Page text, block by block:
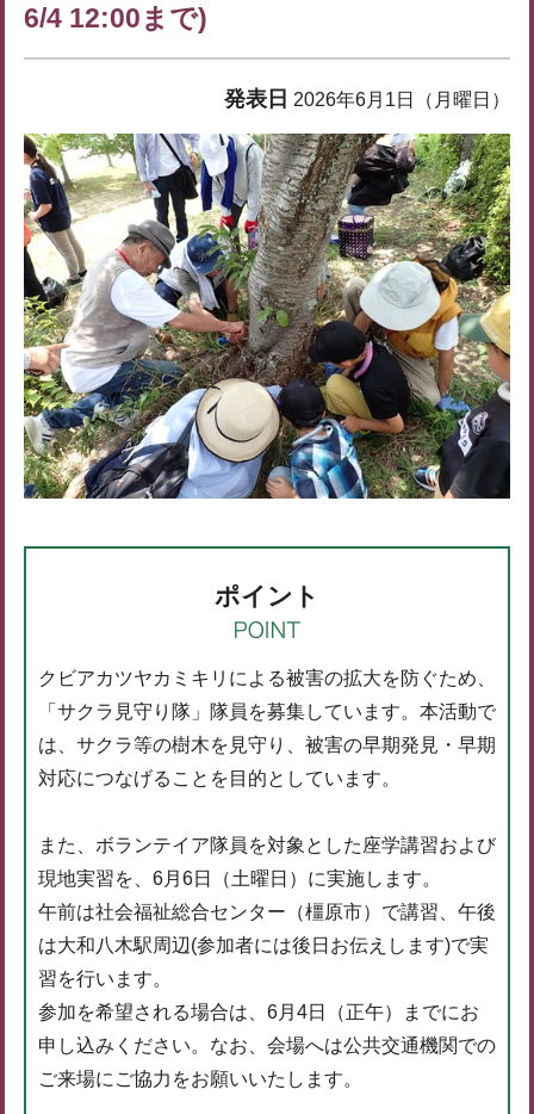
6/4 12:00まで)
発表日 2026年6月1日（月曜日）
ポイント
クビアカツヤカミキリによる被害の拡大を防ぐため、
「サクラ見守り隊」隊員を募集しています。本活動で
は、サクラ等の樹木を見守り、被害の早期発見・早期
対応につなげることを目的としています。
また、ボランテイア隊員を対象とした座学講習および
現地実習を、6月6日（土曜日）に実施します。
午前は社会福祉総合センター（橿原市）で講習、午後
は大和八木駅周辺(参加者には後日お伝えします)で実
習を行います。
参加を希望される場合は、6月4日（正午）までにお
申し込みください。なお、会場へは公共交通機関での
ご来場にご協力をお願いいたします。